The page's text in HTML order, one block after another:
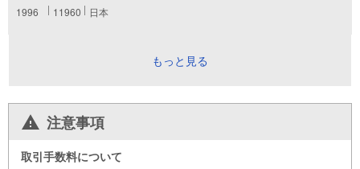
1996 11960 日本
もっと見る
注意事項
取引手数料について